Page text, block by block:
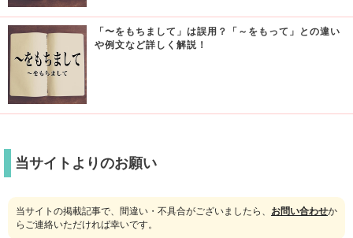
「〜をもちまして」は誤用？「～をもって」との違い
や例文など詳しく解説！
当サイトよりのお願い
当サイトの掲載記事で、間違い・不具合がございましたら、 お問い合わせか
らご連絡いただければ幸いです。